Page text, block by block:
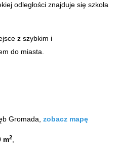
odległości znajduje się szkoła
z szybkim i
do miasta.
Gromada, zobacz mapę
m2,